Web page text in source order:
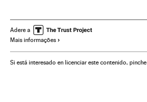
Conflitos políticos África subsaariana
Adere a
Mais informações
Si está interesado en licenciar este contenido, pinche